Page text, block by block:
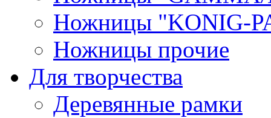
Ножницы "KONIG-
Ножницы прочие
Для творчества
Деревянные рамки